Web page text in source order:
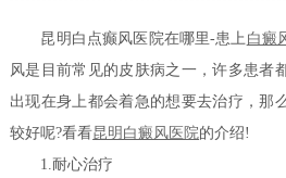
昆明白点癫风医院在哪里-患上 白癜
风是目前常见的皮肤病之一，许多患者
出现在身上都会着急的想要去治疗，那
较好呢?看看昆明白癜风医院的介绍!
1.耐心治疗